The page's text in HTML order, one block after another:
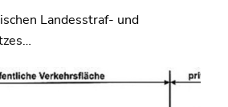
Landesstraf- und